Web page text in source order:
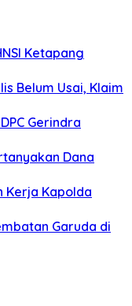
Ketapang
Belum Usai, Klaim
Gerindra
Dana
Kerja Kapolda
Garuda di